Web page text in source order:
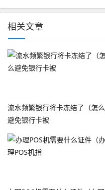
相关文章
流水频繁银行将卡冻结了（怎么
避免银行卡被